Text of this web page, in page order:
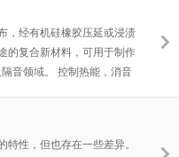
，经有机硅橡胶压延或浸渍
的复合新材料，可用于制作
音领域。 控制热能，消音
离矿物棉和金属 石油石化
性，但也存在一些差异。